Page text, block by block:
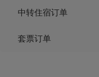
中转住宿订单
套票订单